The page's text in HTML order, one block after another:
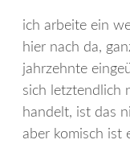
ich arbeite ein
hier nach da,
jahrzehnte
sich letztendlich
handelt, ist das
aber komisch ist